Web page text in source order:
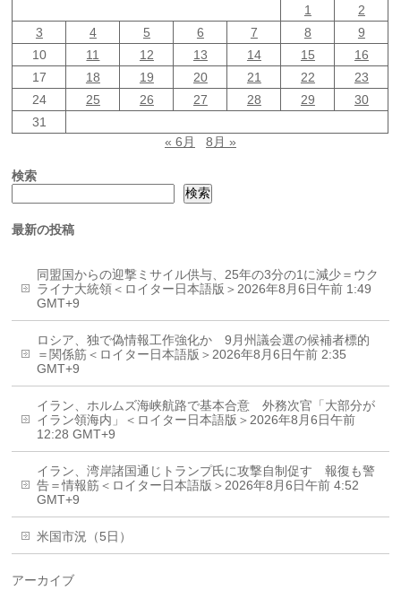
1
2
3
4 5 6 7 8
9
10
11 12 13 14 15
16
17
18 19 20 21 22
23
24
25 26 27 28 29
30
31
« 6月
8月 »
検索
検索
最新の投稿
同盟国からの迎撃ミサイル供与、25年の3分の1に減少＝ウク
ライナ大統領＜ロイター日本語版＞2026年8月6日午前 1:49
GMT+9
ロシア、独で偽情報工作強化か 9月州議会選の候補者標的
＝関係筋＜ロイター日本語版＞2026年8月6日午前 2:35
GMT+9
イラン、ホルムズ海峡航路で基本合意 外務次官「大部分が
イラン領海内」＜ロイター日本語版＞2026年8月6日午前
12:28 GMT+9
イラン、湾岸諸国通じトランプ氏に攻撃自制促す 報復も警
告＝情報筋＜ロイター日本語版＞2026年8月6日午前 4:52
GMT+9
米国市況（5日）
アーカイブ